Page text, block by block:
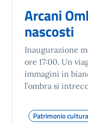
Arcani
nascosti
Inaugurazione
ore 17:00. Un
immagini in
l’ombra si
Patrimonio